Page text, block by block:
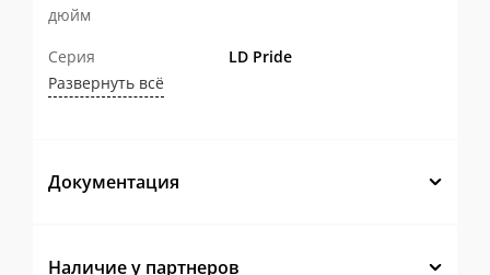
дюйм
Серия
LD Pride
Развернуть всё
Документация
Наличие у партнеров